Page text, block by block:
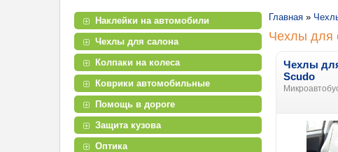
Наклейки на автомобили
Чехлы для салона
Колпаки на колеса
Коврики автомобильные
Помощь в дороге
Защита кузова
Оптика
Главная »
Чехлы для
Чехлы
Scudo